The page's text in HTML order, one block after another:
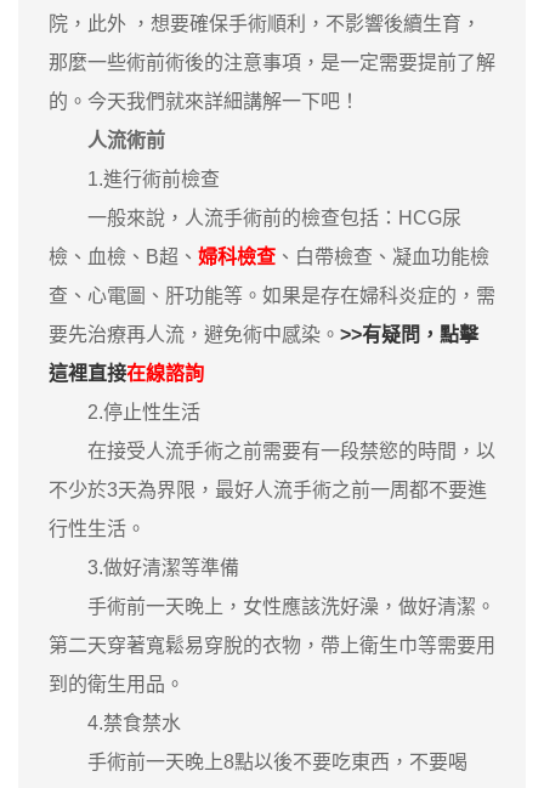
院，此外 ，想要確保手術順利，不影響後續生育，
那麼一些術前術後的注意事項，是一定需要提前了解
的。今天我們就來詳細講解一下吧！
人流術前
1.進行術前檢查
一般來說，人流手術前的檢查包括：HCG尿
檢、血檢、B超、 婦科檢查 、白帶檢查、凝血功能檢
查、心電圖、肝功能等。如果是存在婦科炎症的，需
要先治療再人流，避免術中感染。 >>有疑問，點擊
這裡直接在線諮詢
2.停止性生活
在接受人流手術之前需要有一段禁慾的時間，以
不少於3天為界限，最好人流手術之前一周都不要進
行性生活。
3.做好清潔等準備
手術前一天晚上，女性應該洗好澡，做好清潔。
第二天穿著寬鬆易穿脫的衣物，帶上衛生巾等需要用
到的衛生用品。
4.禁食禁水
手術前一天晚上8點以後不要吃東西，不要喝